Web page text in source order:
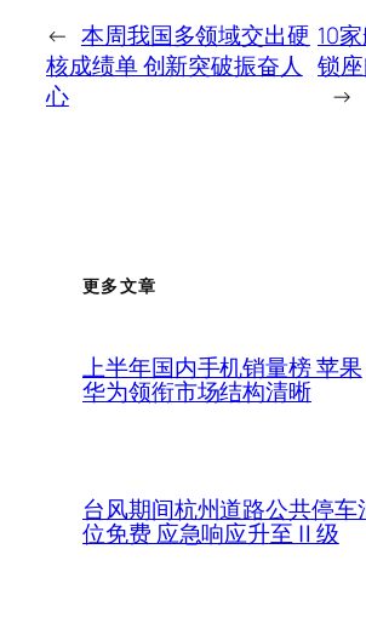
← 本周我国多领域交出硬
核成绩单 创新突破振奋人
心
10
锁
→
更多文章
上半年国内手机销量榜 苹果
华为领衔市场结构清晰
台风期间杭州道路公共停车
位免费 应急响应升至Ⅱ级